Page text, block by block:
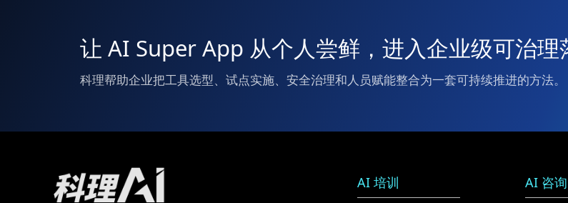
让 AI Super App 从个人尝鲜，进入企业级可治理
科理帮助企业把工具选型、试点实施、安全治理和人员赋能整合为一套可持续推进的方法。
AI 培训 AI 咨询